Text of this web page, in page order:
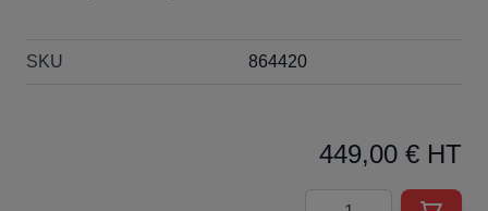
SKU 864420
449,00 € HT
Quantité